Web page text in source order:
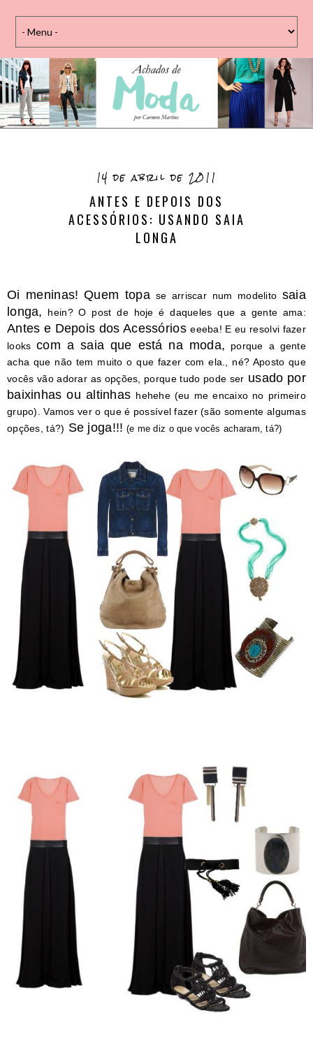
14 de abril de 2011
ANTES E DEPOIS DOS
ACESSÓRIOS: USANDO SAIA
LONGA
Oi meninas! Quem topase arriscar num modelito saia
longa,
hein? O post de hoje é daqueles que a gente ama:
Antes e Depois dos Acessórioseeeba! E eu resolvi fazer
lookscom a saia que está na moda, porque a gente
acha que não tem muito o que fazer com ela., né? Aposto que
vocês vão adorar as opções, porque tudo pode ser usado por
baixinhas ou altinhas hehehe (eu me encaixo no primeiro
grupo). Vamos ver o que é possível fazer (são somente algumas
opções, tá?) Se joga!!! (e me diz o que vocês acharam, tá?)